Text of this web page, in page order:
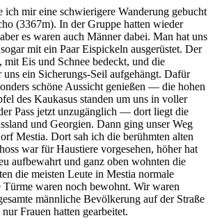
ich mir eine schwierigere Wanderung gebucht
(3367m). In der Gruppe hatten wieder
es waren auch Männer dabei. Man hat uns
mit ein Paar Eispickeln ausgerüstet. Der
mit Eis und Schnee bedeckt, und die
ein Sicherungs-Seil aufgehängt. Dafür
schöne Aussicht genießen — die hohen
des Kaukasus standen um uns in voller
Pass jetzt unzugänglich — dort liegt die
und Georgien. Dann ging unser Weg
Mestia. Dort sah ich die berühmten alten
war für Haustiere vorgesehen, höher hat
aufbewahrt und ganz oben wohnten die
die meisten Leute in Mestia normale
Türme waren noch bewohnt. Wir waren
männliche Bevölkerung auf der Straße
Frauen hatten gearbeitet.